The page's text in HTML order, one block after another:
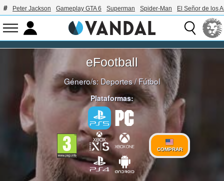
Peter Jackson Gameplay GTA 6 Superman Spider-Man El Señor de los
eFootball
Género/s: Deportes/Fútbol
Plataformas:
COMPRAR